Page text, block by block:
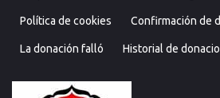
Política de cookies Confirmación de
La donación falló Historial de